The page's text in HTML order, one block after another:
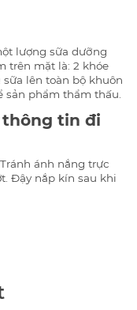
lượng sữa dưỡng
trên mặt là: 2 khóe
sữa lên toàn bộ khuôn
sản phẩm thẩm thấu.
thông tin đi
ánh nắng trực
Đậy nắp kín sau khi